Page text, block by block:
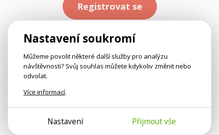
Registrovat se
Nastavení soukromí
Můžeme povolit některé další služby pro analýzu
návštěvnosti? Svůj souhlas můžete kdykoliv změnit nebo
odvolat.
Více informací.
Nastavení Přijmout vše